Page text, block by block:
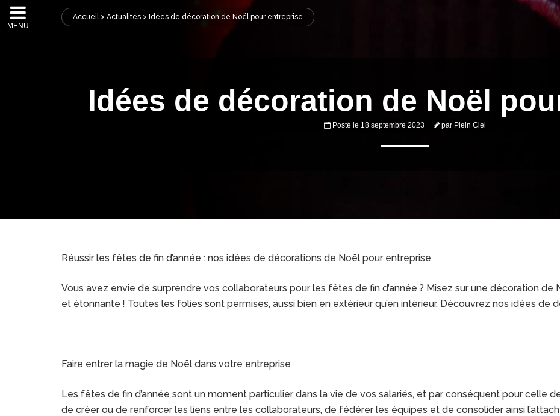
MENU
Accueil> Actualités > Idées de décoration de Noël pour entreprise
Idées de décoration de Noël
Posté le 18 septembre 2023 par Plein Ciel
Réussir les fêtes de fin d’année : nos idées de décorations de Noël pour entreprise
Vous avez envie de surprendre vos collaborateurs pour les fêtes de fin d’année ? Misez sur une décoration
et étonnante ! Toutes les folies sont permises, aussi bien en extérieur qu’en intérieur. Découvrez nos idées de
Faire entrer la magie de Noël dans votre entreprise
Les fêtes de fin d’année sont un moment particulier dans la vie de vos salariés, et par conséquent pour celle
de créer ou de renforcer les liens entre les collaborateurs, de fédérer les équipes et de consolider ainsi